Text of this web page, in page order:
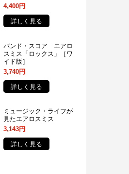
4,400円
詳しく見る
バンド・スコア エアロ
スミス「ロックス」［ワ
イド版］
3,740円
詳しく見る
ミュージック・ライフが
見たエアロスミス
3,143円
詳しく見る